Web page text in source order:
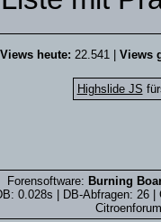
Views heute: 22.541 | Views
Highslide JS
Forensoftware: Burning
0.028s | DB-Abfragen: 26